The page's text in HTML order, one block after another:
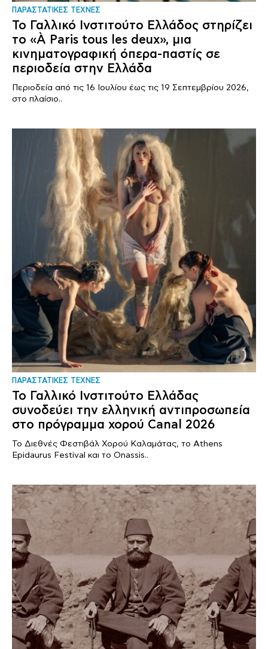
ΠΑΡΑΣΤΑΤΙΚΕΣ ΤΕΧΝΕΣ
Το Γαλλικό Ινστιτούτο Ελλάδος στηρίζει
το «À Paris tous les deux», μια
κινηματογραφική όπερα-παστίς σε
περιοδεία στην Ελλάδα
Περιοδεία από τις 16 Ιουλίου έως τις 19 Σεπτεμβρίου 2026,
στο πλαίσιο..
ΠΑΡΑΣΤΑΤΙΚΕΣ ΤΕΧΝΕΣ
Το Γαλλικό Ινστιτούτο Ελλάδας
συνοδεύει την ελληνική αντιπροσωπεία
στο πρόγραμμα χορού Canal 2026
Το Διεθνές Φεστιβάλ Χορού Καλαμάτας, το Athens
Epidaurus Festival και το Onassis..